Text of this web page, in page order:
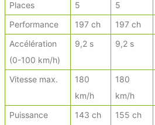
Places 5 5
Performance
197 ch 197 ch
Accélération
(0-100 km/h)
9,2 s 9,2 s
Vitesse max.
180
km/h
180
km/h
Puissance
143 ch 155 ch